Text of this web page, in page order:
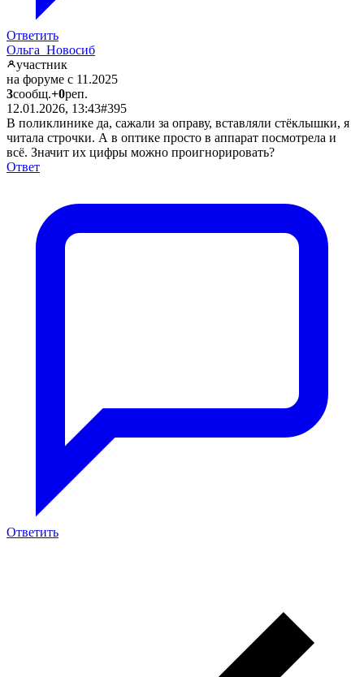
Ответить
Ольга_Новосиб
участник
на форуме с 11.2025
3сообщ.+0реп.
12.01.2026, 13:43#395
В поликлинике да, сажали за оправу, вставляли стёклышки, я
читала строчки. А в оптике просто в аппарат посмотрела и
всё. Значит их цифры можно проигнорировать?
Ответ
Ответить